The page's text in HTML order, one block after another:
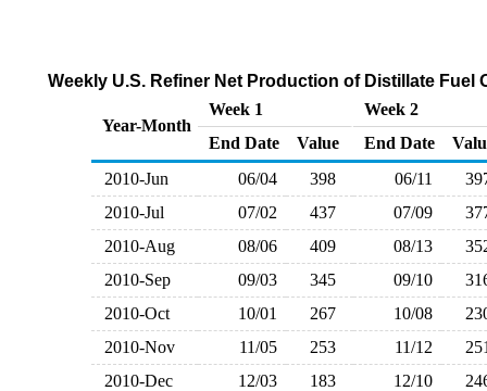
Weekly U.S. Refiner Net Production of Distillate Fuel
Year-Month
Week 1
Week 2
End Date
Value End Date
2010-Jun
06/04 398 06/11
2010-Jul
07/02 437 07/09
2010-Aug
08/06 409 08/13
2010-Sep
09/03 345 09/10
2010-Oct
10/01 267 10/08
2010-Nov
11/05 253 11/12
2010-Dec
12/03 183 12/10